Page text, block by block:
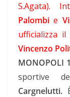
S.Agata).
Palombi e
ufficializza
Vincenzo
MONOPOLI
sportive
Cargnelutti.